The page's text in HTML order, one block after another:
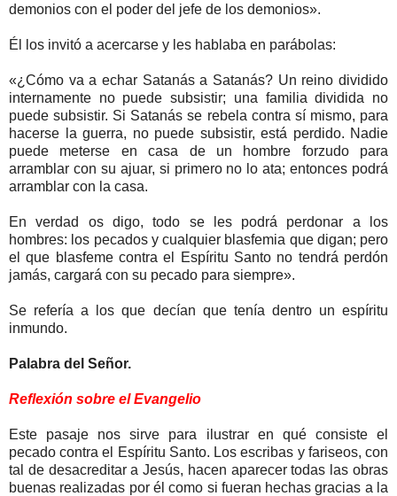
demonios con el poder del jefe de los demonios».
Él los invitó a acercarse y les hablaba en parábolas:
«¿Cómo va a echar Satanás a Satanás? Un reino dividido
internamente no puede subsistir; una familia dividida no
puede subsistir. Si Satanás se rebela contra sí mismo, para
hacerse la guerra, no puede subsistir, está perdido. Nadie
puede meterse en casa de un hombre forzudo para
arramblar con su ajuar, si primero no lo ata; entonces podrá
arramblar con la casa.
En verdad os digo, todo se les podrá perdonar a los
hombres: los pecados y cualquier blasfemia que digan; pero
el que blasfeme contra el Espíritu Santo no tendrá perdón
jamás, cargará con su pecado para siempre».
Se refería a los que decían que tenía dentro un espíritu
inmundo.
Palabra del Señor.
Reflexión sobre el Evangelio
Este pasaje nos sirve para ilustrar en qué consiste el
pecado contra el Espíritu Santo. Los escribas y fariseos, con
tal de desacreditar a Jesús, hacen aparecer todas las obras
buenas realizadas por él como si fueran hechas gracias a la